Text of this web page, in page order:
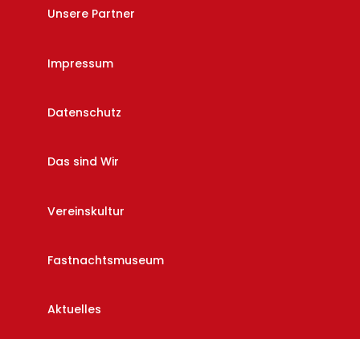
Unsere Partner
Impressum
Datenschutz
Das sind Wir
Vereinskultur
Fastnachtsmuseum
Aktuelles